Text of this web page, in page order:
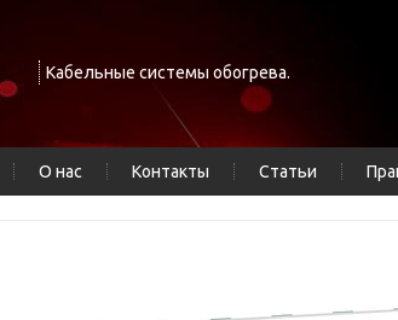
Кабельные системы обогрева.
О нас Контакты Статьи